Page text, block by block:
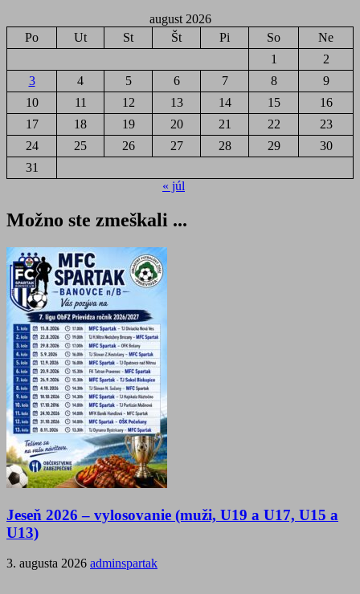
august 2026
Po
Ut St Št Pi So
Ne
1
2
3
4 5 6 7 8
9
10
11 12 13 14 15
16
17
18 19 20 21 22
23
24
25 26 27 28 29
30
31
« júl
Možno ste zmeškali ...
Jeseň 2026 – vylosovanie (muži, U19 a U17, U15 a
U13)
3. augusta 2026 adminspartak